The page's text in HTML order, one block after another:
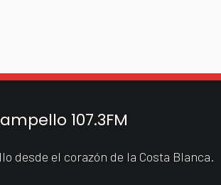
107.3FM
desde el corazón de la Costa Blanca.